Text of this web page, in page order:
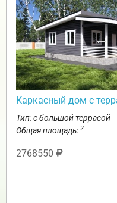
Каркасный дом с
Тип: с большой террасой
Общая площадь: 2
2768550